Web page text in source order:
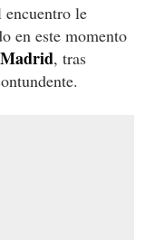
le
en este momento
, tras